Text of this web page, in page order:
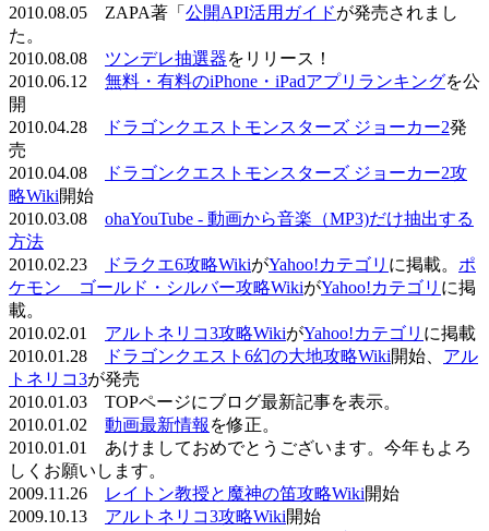
2010.08.05 ZAPA著「 公開API活用ガイドが発売されまし
た。
2010.08.08 ツンデレ抽選器をリリース！
2010.06.12 無料・有料のiPhone・iPadアプリランキングを公
開
2010.04.28
ドラゴンクエストモンスターズ ジョーカー2発
売
2010.04.08
ドラゴンクエストモンスターズ ジョーカー2攻
略Wiki開始
2010.03.08 ohaYouTube - 動画から音楽（MP3)だけ抽出する
方法
2010.02.23
ドラクエ6攻略WikiがYahoo!カテゴリ に掲載。 ポ
ケモン ゴールド・シルバー攻略WikiがYahoo!カテゴリ に掲
載。
2010.02.01 アルトネリコ3攻略WikiがYahoo!カテゴリ に掲載
2010.01.28
ドラゴンクエスト6幻の大地攻略Wiki開始、 アル
トネリコ3が発売
2010.01.03 TOPページにブログ最新記事を表示。
2010.01.02 動画最新情報 を修正。
2010.01.01 あけましておめでとうございます。今年もよろ
しくお願いします。
2009.11.26
レイトン教授と魔神の笛攻略Wiki開始
2009.10.13 アルトネリコ3攻略Wiki開始